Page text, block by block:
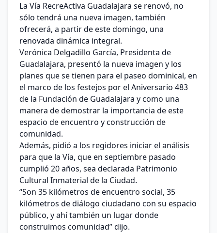
La Vía RecreActiva Guadalajara se renovó, no
sólo tendrá una nueva imagen, también
ofrecerá, a partir de este domingo, una
renovada dinámica integral.
Verónica Delgadillo García, Presidenta de
Guadalajara, presentó la nueva imagen y los
planes que se tienen para el paseo dominical, en
el marco de los festejos por el Aniversario 483
de la Fundación de Guadalajara y como una
manera de demostrar la importancia de este
espacio de encuentro y construcción de
comunidad.
Además, pidió a los regidores iniciar el análisis
para que la Vía, que en septiembre pasado
cumplió 20 años, sea declarada Patrimonio
Cultural Inmaterial de la Ciudad.
“Son 35 kilómetros de encuentro social, 35
kilómetros de diálogo ciudadano con su espacio
público, y ahí también un lugar donde
construimos comunidad” dijo.